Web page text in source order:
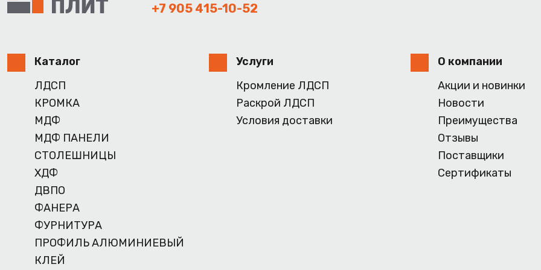
+7 905 415-10-52
Каталог
ЛДСП
КРОМКА
МДФ
МДФ ПАНЕЛИ
СТОЛЕШНИЦЫ
ХДФ
ДВПО
ФАНЕРА
ФУРНИТУРА
ПРОФИЛЬ АЛЮМИНИЕВЫЙ
КЛЕЙ
Услуги
Кромление ЛДСП
Раскрой ЛДСП
Условия доставки
О компании
Акции и новинки
Новости
Преимущества
Отзывы
Поставщики
Сертификаты